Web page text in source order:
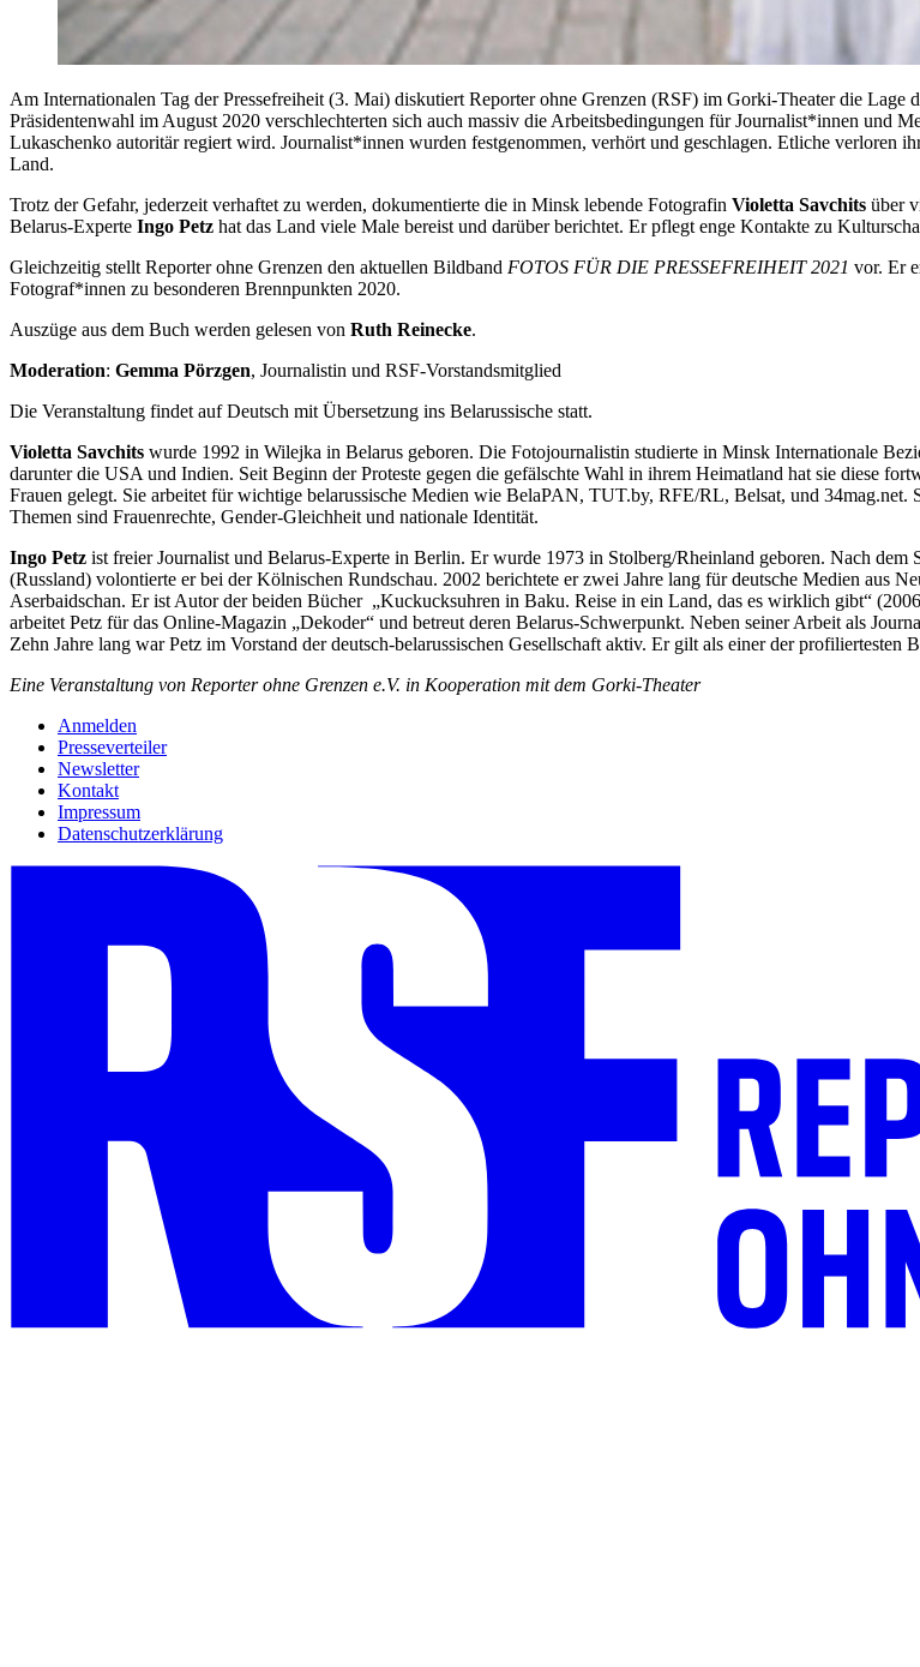
Am Internationalen Tag der Pressefreiheit (3. Mai) diskutiert Reporter ohne Grenzen (RSF) im Gorki-Theater die Lage
Präsidentenwahl im August 2020 verschlechterten sich auch massiv die Arbeitsbedingungen für Journalist*innen und
Lukaschenko autoritär regiert wird. Journalist*innen wurden festgenommen, verhört und geschlagen. Etliche verloren
Land.
Trotz der Gefahr, jederzeit verhaftet zu werden, dokumentierte die in Minsk lebende Fotografin Violetta Savchits über
Belarus-Experte Ingo Petz hat das Land viele Male bereist und darüber berichtet. Er pflegt enge Kontakte zu
Gleichzeitig stellt Reporter ohne Grenzen den aktuellen Bildband FOTOS FÜR DIE PRESSEFREIHEIT 2021 vor. Er
Fotograf*innen zu besonderen Brennpunkten 2020.
Auszüge aus dem Buch werden gelesen von Ruth Reinecke.
Moderation: Gemma Pörzgen, Journalistin und RSF-Vorstandsmitglied
Die Veranstaltung findet auf Deutsch mit Übersetzung ins Belarussische statt.
Violetta Savchits wurde 1992 in Wilejka in Belarus geboren. Die Fotojournalistin studierte in Minsk Internationale
darunter die USA und Indien. Seit Beginn der Proteste gegen die gefälschte Wahl in ihrem Heimatland hat sie diese
Frauen gelegt. Sie arbeitet für wichtige belarussische Medien wie BelaPAN, TUT.by, RFE/RL, Belsat, und
Themen sind Frauenrechte, Gender-Gleichheit und nationale Identität.
Ingo Petz ist freier Journalist und Belarus-Experte in Berlin. Er wurde 1973 in Stolberg/Rheinland geboren. Nach
(Russland) volontierte er bei der Kölnischen Rundschau. 2002 berichtete er zwei Jahre lang für deutsche Medien aus
Aserbaidschan. Er ist Autor der beiden Bücher „Kuckucksuhren in Baku. Reise in ein Land, das es wirklich gibt“
arbeitet Petz für das Online-Magazin „Dekoder“ und betreut deren Belarus-Schwerpunkt. Neben seiner Arbeit als
Zehn Jahre lang war Petz im Vorstand der deutsch-belarussischen Gesellschaft aktiv. Er gilt als einer der profiliertesten
Eine Veranstaltung von Reporter ohne Grenzen e.V. in Kooperation mit dem Gorki-Theater
Anmelden
Presseverteiler
Newsletter
Kontakt
Impressum
Datenschutzerklärung